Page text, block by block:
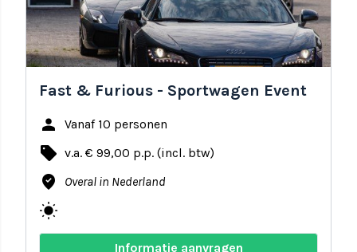
Fast & Furious - Sportwagen Event
person Vanaf 10 personen
local_offer v.a. € 99,00 p.p. (incl. btw)
where_to_vote Overal in Nederland
wb_sunny
Informatie aanvragen